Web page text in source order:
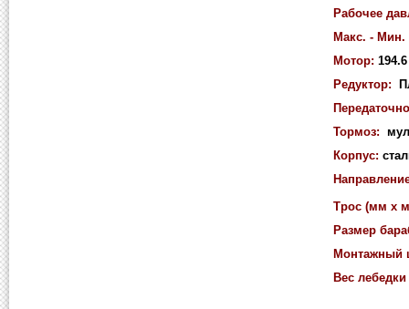
Рабочее
Макс. - Мин.
Мотор:
Редуктор:
Тормоз:
Корпус:
Трос (мм x
Размер
Монтажный
Вес лебедки